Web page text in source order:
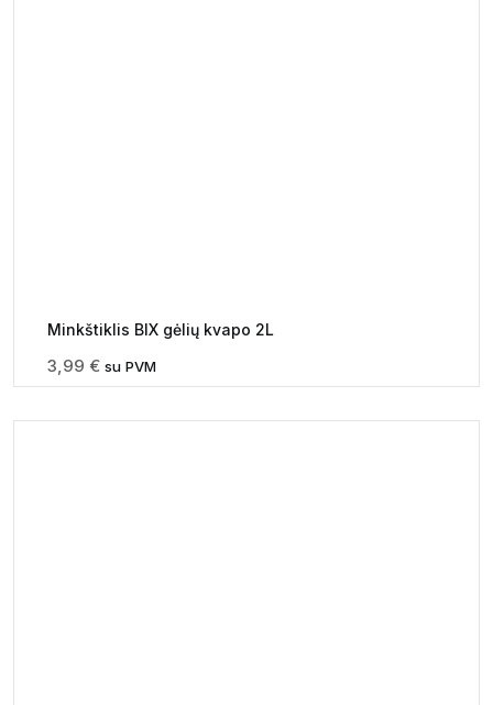
Minkštiklis BIX gėlių kvapo 2L
3,99 € su PVM